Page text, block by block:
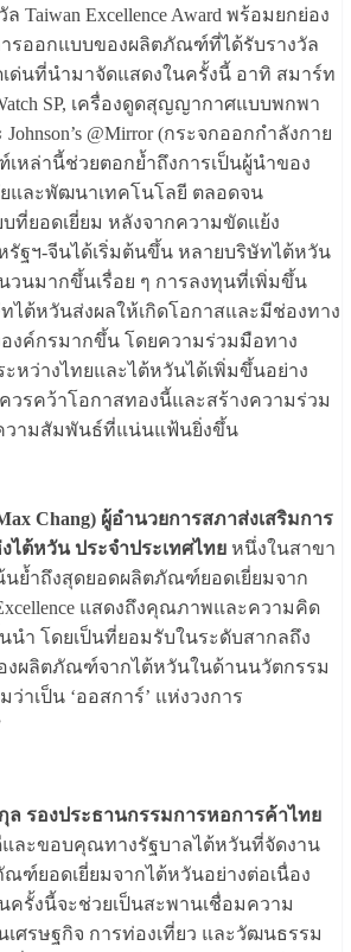
Excellence Award พร้อมยกย่อง
รออกแบบของผลิตภัณฑ์ที่ได้รับรางวัล
นที่นำมาจัดแสดงในครั้งนี้ อาทิ สมาร์ท
SP, เครื่องดูดสุญญากาศแบบพกพา
@Mirror (กระจกออกกำลังกาย
หล่านี้ช่วยตอกย้ำถึงการเป็นผู้นำของ
และพัฒนาเทคโนโลยี ตลอดจน
ที่ยอดเยี่ยม หลังจากความขัดแย้ง
รัฐฯ-จีนได้เริ่มต้นขึ้น หลายบริษัทไต้หวัน
วนมากขึ้นเรื่อย ๆ การลงทุนที่เพิ่มขึ้น
ทไต้หวันส่งผลให้เกิดโอกาสและมีช่องทาง
งค์กรมากขึ้น โดยความร่วมมือทาง
ะหว่างไทยและไต้หวันได้เพิ่มขึ้นอย่าง
ควรคว้าโอกาสทองนี้และสร้างความร่วม
วามสัมพันธ์ที่แน่นแฟ้นยิ่งขึ้น
Chang) ผู้อำนวยการสภาส่งเสริมการ
ไต้หวัน ประจำประเทศไทย หนึ่งในสาขา
นย้ำถึงสุดยอดผลิตภัณฑ์ยอดเยี่ยมจาก
แสดงถึงคุณภาพและความคิด
นำ โดยเป็นที่ยอมรับในระดับสากลถึง
งผลิตภัณฑ์จากไต้หวันในด้านนวัตกรรม
าเป็น ‘ออสการ์’ แห่งวงการ
ล รองประธานกรรมการหอการค้าไทย
ละขอบคุณทางรัฐบาลไต้หวันที่จัดงาน
ฑ์ยอดเยี่ยมจากไต้หวันอย่างต่อเนื่อง
ครั้งนี้จะช่วยเป็นสะพานเชื่อมความ
ศรษฐกิจ การท่องเที่ยว และวัฒนธรรม